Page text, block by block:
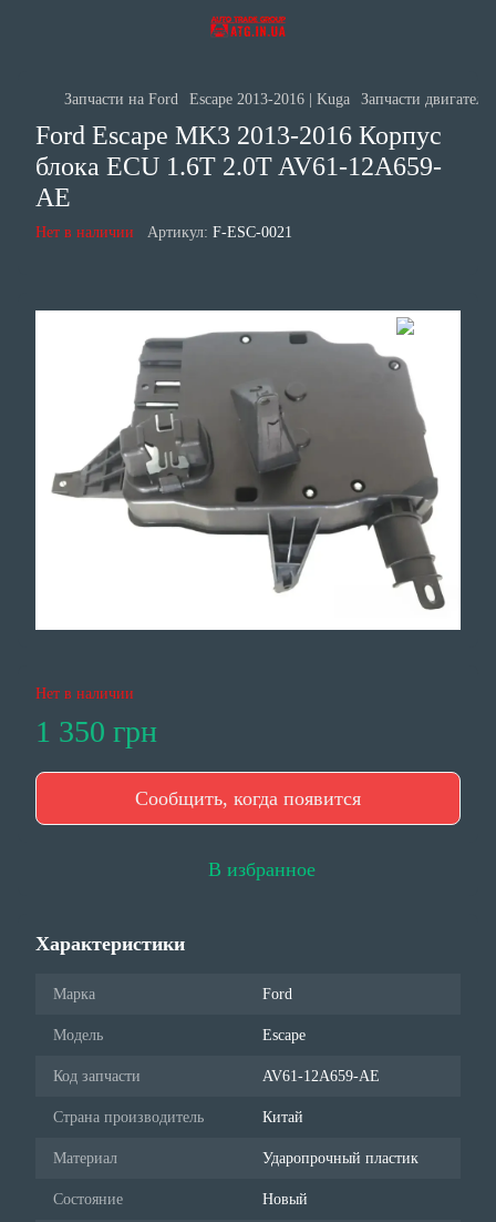
Запчасти на Ford Escape 2013-2016 | Kuga Запчасти
Ford Escape MK3 2013-2016 Корпус
блока ECU 1.6Т 2.0T AV61-12A659-
AE
Нет в наличии Артикул: F-ESC-0021
Нет в наличии
1 350 грн
Сообщить, когда появится
В избранное
Характеристики
Марка Ford
Модель Escape
Код запчасти AV61-12A659-AE
Страна производитель Китай
Материал Ударопрочный пластик
Состояние Новый